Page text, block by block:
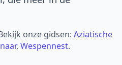
onze gidsen:Aziatische
,Wespennest.